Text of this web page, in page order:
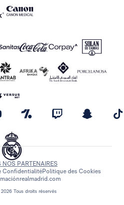
Tous droits réservés
NOS PARTENAIRES
ConfidentialitéPolitique des Cookies
realmadrid.com